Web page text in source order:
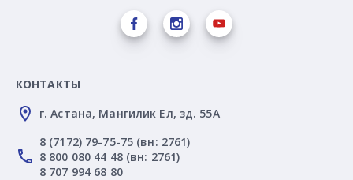
КОНТАКТЫ
г. Астана, Мангилик Ел, зд. 55А
8 (7172) 79-75-75 (вн: 2761)
8 800 080 44 48 (вн: 2761)
8 707 994 68 80